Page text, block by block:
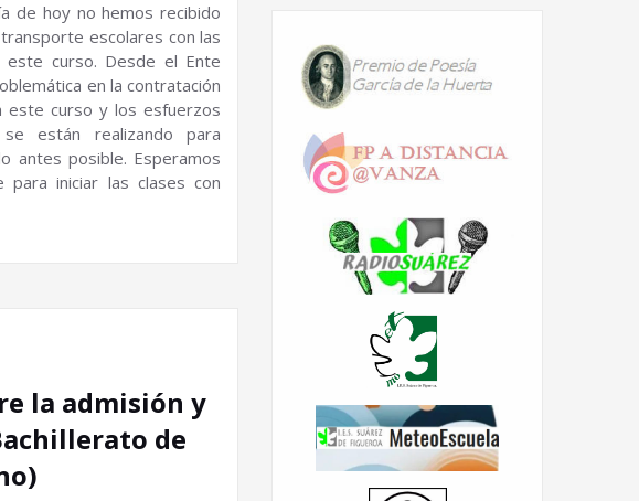
de hoy no hemos recibido
escolares con las
curso. Desde el Ente
en la contratación
curso y los esfuerzos
están realizando para
antes posible. Esperamos
para iniciar las clases con
la admisión y
de